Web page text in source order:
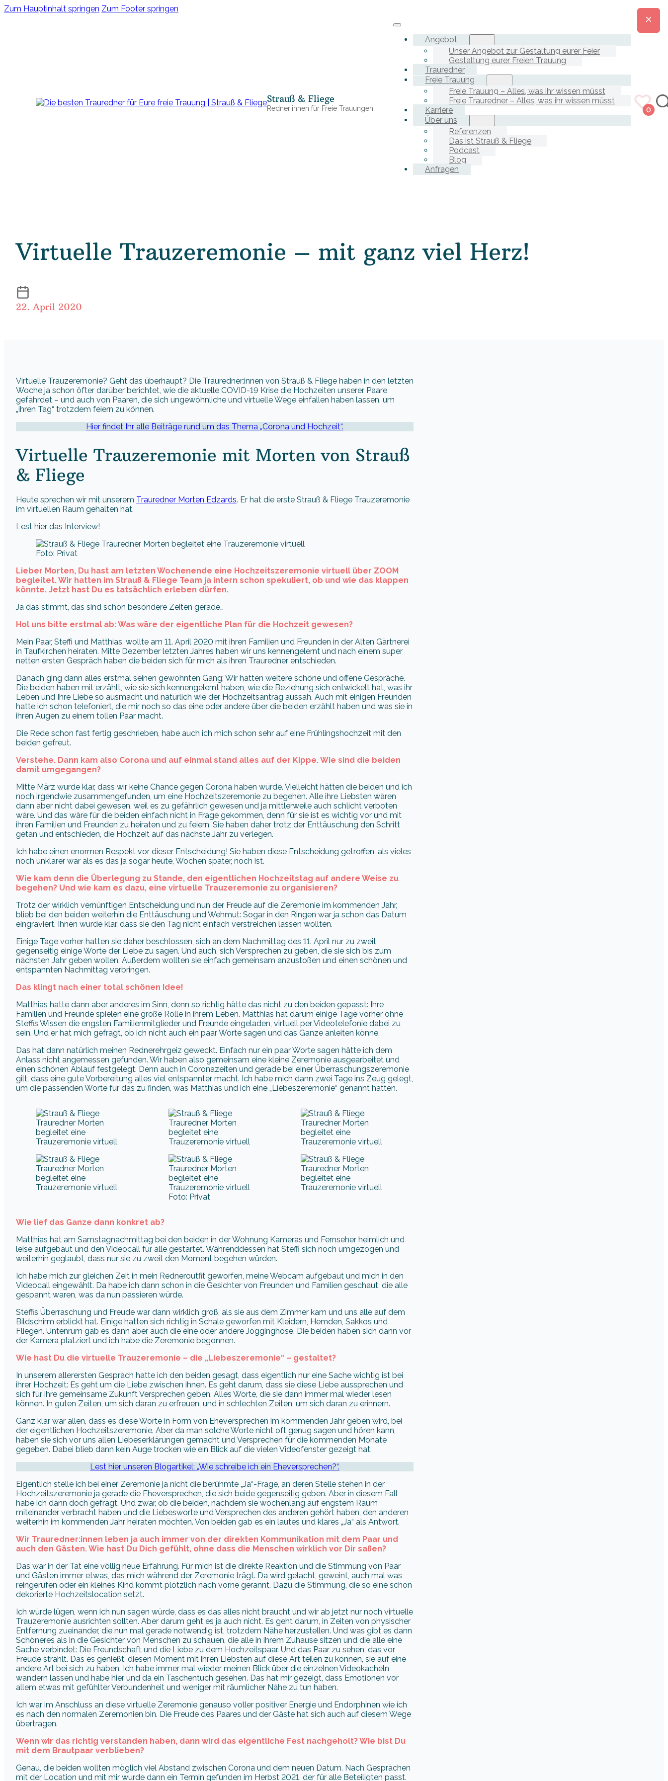
Zum Hauptinhalt springen Zum Footer springen
Strauß & Fliege
Redner:innen für Freie Trauungen
Angebot
Unser Angebot zur Gestaltung eurer Feier
Gestaltung eurer Freien Trauung
Trauredner
Freie Trauung
Freie Trauung – Alles, was ihr wissen müsst
Freie Trauredner – Alles, was ihr wissen müsst
Karriere
Über uns
Referenzen
Das ist Strauß & Fliege
Podcast
Blog
Anfragen
0
Virtuelle Trauzeremonie – mit ganz viel Herz!
22. April 2020
Virtuelle Trauzeremonie? Geht das überhaupt? Die Trauredner:innen von Strauß & Fliege haben in den letzten
Woche ja schon öfter darüber berichtet, wie die aktuelle COVID-19 Krise die Hochzeiten unserer Paare
gefährdet – und auch von Paaren, die sich ungewöhnliche und virtuelle Wege einfallen haben lassen, um
„ihren Tag“ trotzdem feiern zu können.
Hier findet Ihr alle Beiträge rund um das Thema „Corona und Hochzeit“.
Virtuelle Trauzeremonie mit Morten von Strauß
& Fliege
Heute sprechen wir mit unserem Trauredner Morten Edzards. Er hat die erste Strauß & Fliege Trauzeremonie
im virtuellen Raum gehalten hat.
Lest hier das Interview!
Foto: Privat
Lieber Morten, Du hast am letzten Wochenende eine Hochzeitszeremonie virtuell über ZOOM
begleitet. Wir hatten im Strauß & Fliege Team ja intern schon spekuliert, ob und wie das klappen
könnte. Jetzt hast Du es tatsächlich erleben dürfen.
Ja das stimmt, das sind schon besondere Zeiten gerade…
Hol uns bitte erstmal ab: Was wäre der eigentliche Plan für die Hochzeit gewesen?
Mein Paar, Steffi und Matthias, wollte am 11. April 2020 mit ihren Familien und Freunden in der Alten Gärtnerei
in Taufkirchen heiraten. Mitte Dezember letzten Jahres haben wir uns kennengelernt und nach einem super
netten ersten Gespräch haben die beiden sich für mich als ihren Trauredner entschieden.
Danach ging dann alles erstmal seinen gewohnten Gang: Wir hatten weitere schöne und offene Gespräche.
Die beiden haben mit erzählt, wie sie sich kennengelernt haben, wie die Beziehung sich entwickelt hat, was ihr
Leben und Ihre Liebe so ausmacht und natürlich wie der Hochzeitsantrag aussah. Auch mit einigen Freunden
hatte ich schon telefoniert, die mir noch so das eine oder andere über die beiden erzählt haben und was sie in
ihren Augen zu einem tollen Paar macht.
Die Rede schon fast fertig geschrieben, habe auch ich mich schon sehr auf eine Frühlingshochzeit mit den
beiden gefreut.
Verstehe. Dann kam also Corona und auf einmal stand alles auf der Kippe. Wie sind die beiden
damit umgegangen?
Mitte März wurde klar, dass wir keine Chance gegen Corona haben würde. Vielleicht hätten die beiden und ich
noch irgendwie zusammengefunden, um eine Hochzeitszeremonie zu begehen. Alle ihre Liebsten wären
dann aber nicht dabei gewesen, weil es zu gefährlich gewesen und ja mittlerweile auch schlicht verboten
wäre. Und das wäre für die beiden einfach nicht in Frage gekommen, denn für sie ist es wichtig vor und mit
ihren Familien und Freunden zu heiraten und zu feiern. Sie haben daher trotz der Enttäuschung den Schritt
getan und entschieden, die Hochzeit auf das nächste Jahr zu verlegen.
Ich habe einen enormen Respekt vor dieser Entscheidung! Sie haben diese Entscheidung getroffen, als vieles
noch unklarer war als es das ja sogar heute, Wochen später, noch ist.
Wie kam denn die Überlegung zu Stande, den eigentlichen Hochzeitstag auf andere Weise zu
begehen? Und wie kam es dazu, eine virtuelle Trauzeremonie zu organisieren?
Trotz der wirklich vernünftigen Entscheidung und nun der Freude auf die Zeremonie im kommenden Jahr,
blieb bei den beiden weiterhin die Enttäuschung und Wehmut: Sogar in den Ringen war ja schon das Datum
eingraviert. Ihnen wurde klar, dass sie den Tag nicht einfach verstreichen lassen wollten.
Einige Tage vorher hatten sie daher beschlossen, sich an dem Nachmittag des 11. April nur zu zweit
gegenseitig einige Worte der Liebe zu sagen. Und auch, sich Versprechen zu geben, die sie sich bis zum
nächsten Jahr geben wollen. Außerdem wollten sie einfach gemeinsam anzustoßen und einen schönen und
entspannten Nachmittag verbringen.
Das klingt nach einer total schönen Idee!
Matthias hatte dann aber anderes im Sinn, denn so richtig hätte das nicht zu den beiden gepasst: Ihre
Familien und Freunde spielen eine große Rolle in ihrem Leben. Matthias hat darum einige Tage vorher ohne
Steffis Wissen die engsten Familienmitglieder und Freunde eingeladen, virtuell per Videotelefonie dabei zu
sein. Und er hat mich gefragt, ob ich nicht auch ein paar Worte sagen und das Ganze anleiten könne.
Das hat dann natürlich meinen Rednerehrgeiz geweckt. Einfach nur ein paar Worte sagen hätte ich dem
Anlass nicht angemessen gefunden. Wir haben also gemeinsam eine kleine Zeremonie ausgearbeitet und
einen schönen Ablauf festgelegt. Denn auch in Coronazeiten und gerade bei einer Überraschungszeremonie
gilt, dass eine gute Vorbereitung alles viel entspannter macht. Ich habe mich dann zwei Tage ins Zeug gelegt,
um die passenden Worte für das zu finden, was Matthias und ich eine „Liebeszeremonie“ genannt hatten.
Foto: Privat
Wie lief das Ganze dann konkret ab?
Matthias hat am Samstagnachmittag bei den beiden in der Wohnung Kameras und Fernseher heimlich und
leise aufgebaut und den Videocall für alle gestartet. Währenddessen hat Steffi sich noch umgezogen und
weiterhin geglaubt, dass nur sie zu zweit den Moment begehen würden.
Ich habe mich zur gleichen Zeit in mein Redneroutfit geworfen, meine Webcam aufgebaut und mich in den
Videocall eingewählt. Da habe ich dann schon in die Gesichter von Freunden und Familien geschaut, die alle
gespannt waren, was da nun passieren würde.
Steffis Überraschung und Freude war dann wirklich groß, als sie aus dem Zimmer kam und uns alle auf dem
Bildschirm erblickt hat. Einige hatten sich richtig in Schale geworfen mit Kleidern, Hemden, Sakkos und
Fliegen. Untenrum gab es dann aber auch die eine oder andere Jogginghose. Die beiden haben sich dann vor
der Kamera platziert und ich habe die Zeremonie begonnen.
Wie hast Du die virtuelle Trauzeremonie – die „Liebeszeremonie“ – gestaltet?
In unserem allerersten Gespräch hatte ich den beiden gesagt, dass eigentlich nur eine Sache wichtig ist bei
ihrer Hochzeit: Es geht um die Liebe zwischen ihnen. Es geht darum, dass sie diese Liebe aussprechen und
sich für ihre gemeinsame Zukunft Versprechen geben. Alles Worte, die sie dann immer mal wieder lesen
können. In guten Zeiten, um sich daran zu erfreuen, und in schlechten Zeiten, um sich daran zu erinnern.
Ganz klar war allen, dass es diese Worte in Form von Eheversprechen im kommenden Jahr geben wird, bei
der eigentlichen Hochzeitszeremonie. Aber da man solche Worte nicht oft genug sagen und hören kann,
haben sie sich vor uns allen Liebeserklärungen gemacht und Versprechen für die kommenden Monate
gegeben. Dabei blieb dann kein Auge trocken wie ein Blick auf die vielen Videofenster gezeigt hat.
Lest hier unseren Blogartikel: „Wie schreibe ich ein Eheversprechen?“.
Eigentlich stelle ich bei einer Zeremonie ja nicht die berühmte „Ja“-Frage, an deren Stelle stehen in der
Hochzeitszeremonie ja gerade die Eheversprechen, die sich beide gegenseitig geben. Aber in diesem Fall
habe ich dann doch gefragt. Und zwar, ob die beiden, nachdem sie wochenlang auf engstem Raum
miteinander verbracht haben und die Liebesworte und Versprechen des anderen gehört haben, den anderen
weiterhin im kommenden Jahr heiraten möchten. Von beiden gab es ein lautes und klares „Ja“ als Antwort.
Wir Trauredner:innen leben ja auch immer von der direkten Kommunikation mit dem Paar und
auch den Gästen. Wie hast Du Dich gefühlt, ohne dass die Menschen wirklich vor Dir saßen?
Das war in der Tat eine völlig neue Erfahrung. Für mich ist die direkte Reaktion und die Stimmung von Paar
und Gästen immer etwas, das mich während der Zeremonie trägt. Da wird gelacht, geweint, auch mal was
reingerufen oder ein kleines Kind kommt plötzlich nach vorne gerannt. Dazu die Stimmung, die so eine schön
dekorierte Hochzeitslocation setzt.
Ich würde lügen, wenn ich nun sagen würde, dass es das alles nicht braucht und wir ab jetzt nur noch virtuelle
Trauzeremonie ausrichten sollten. Aber darum geht es ja auch nicht. Es geht darum, in Zeiten von physischer
Entfernung zueinander, die nun mal gerade notwendig ist, trotzdem Nähe herzustellen. Und was gibt es dann
Schöneres als in die Gesichter von Menschen zu schauen, die alle in ihrem Zuhause sitzen und die alle eine
Sache verbindet: Die Freundschaft und die Liebe zu dem Hochzeitspaar. Und das Paar zu sehen, das vor
Freude strahlt. Das es genießt, diesen Moment mit ihren Liebsten auf diese Art teilen zu können, sie auf eine
andere Art bei sich zu haben. Ich habe immer mal wieder meinen Blick über die einzelnen Videokacheln
wandern lassen und habe hier und da ein Taschentuch gesehen. Das hat mir gezeigt, dass Emotionen vor
allem etwas mit gefühlter Verbundenheit und weniger mit räumlicher Nähe zu tun haben.
Ich war im Anschluss an diese virtuelle Zeremonie genauso voller positiver Energie und Endorphinen wie ich
es nach den normalen Zeremonien bin. Die Freude des Paares und der Gäste hat sich auch auf diesem Wege
übertragen.
Wenn wir das richtig verstanden haben, dann wird das eigentliche Fest nachgeholt? Wie bist Du
mit dem Brautpaar verblieben?
Genau, die beiden wollten möglich viel Abstand zwischen Corona und dem neuen Datum. Nach Gesprächen
mit der Location und mit mir wurde dann ein Termin gefunden im Herbst 2021, der für alle Beteiligten passt.